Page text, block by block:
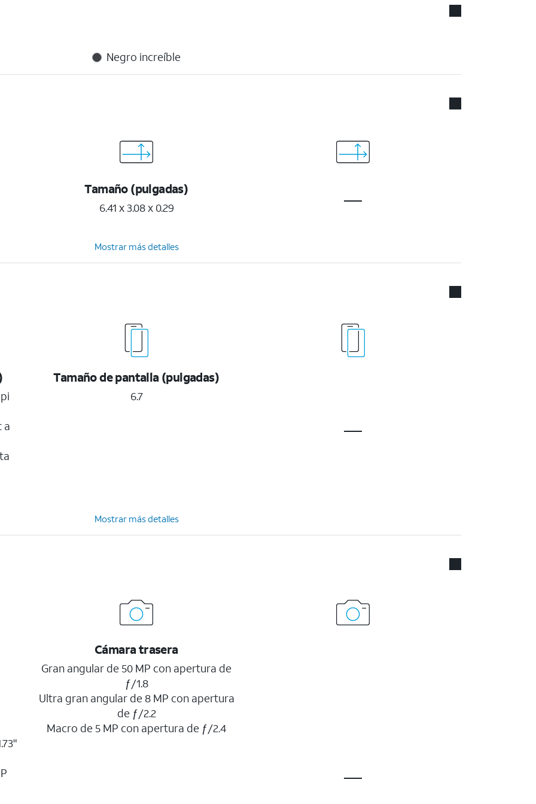
Negro increíble
Tamaño (pulgadas)
6.41 x 3.08 x 0.29
Mostrar más detalles
a
Tamaño de pantalla (pulgadas)
6.7
Mostrar más detalles
Cámara trasera
Gran angular de 50 MP con apertura de
ƒ/1.8
Ultra gran angular de 8 MP con apertura
de ƒ/2.2
Macro de 5 MP con apertura de ƒ/2.4